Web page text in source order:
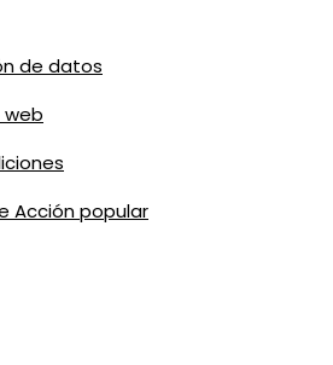
de datos
Acción popular